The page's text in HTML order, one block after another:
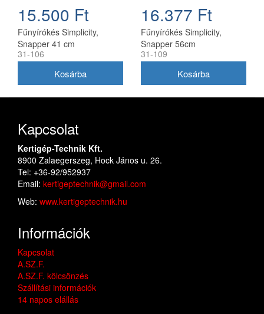
15.500 Ft
Fűnyírókés Simplicity,
Snapper 41 cm
(1704856SM)
31-106
16.377 Ft
Fűnyírókés Simplicity,
Snapper 56cm
(1716695ASM)
31-109
Kapcsolat
Kertigép-Technik Kft.
8900 Zalaegerszeg, Hock János u. 26.
Tel: +36-92/952937
Email: kertigeptechnik@gmail.com
Web: www.kertigeptechnik.hu
Információk
Kapcsolat
A.SZ.F.
A.SZ.F. kölcsönzés
Szállítási információk
14 napos elállás